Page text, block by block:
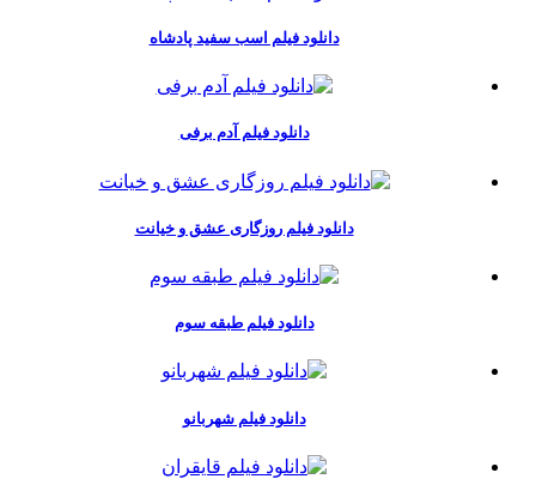
دانلود فیلم اسب سفید پادشاه
دانلود فیلم آدم برفی
دانلود فیلم روزگاری عشق و خیانت
دانلود فیلم طبقه سوم
دانلود فیلم شهربانو